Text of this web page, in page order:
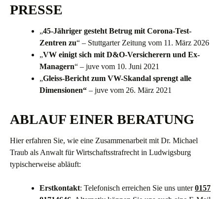
PRESSE
„45-Jähriger gesteht Betrug mit Corona-Test-
Zentren zu“ – Stuttgarter Zeitung vom 11. März 2026
„VW einigt sich mit D&O-Versicherern und Ex-
Managern“ – juve vom 10. Juni 2021
„Gleiss-Bericht zum VW-Skandal sprengt alle
Dimensionen“ – juve vom 26. März 2021
ABLAUF EINER BERATUNG
Hier erfahren Sie, wie eine Zusammenarbeit mit Dr. Michael
Traub als Anwalt für Wirtschaftsstrafrecht in Ludwigsburg
typischerweise abläuft:
Erstkontakt: Telefonisch erreichen Sie uns unter0157